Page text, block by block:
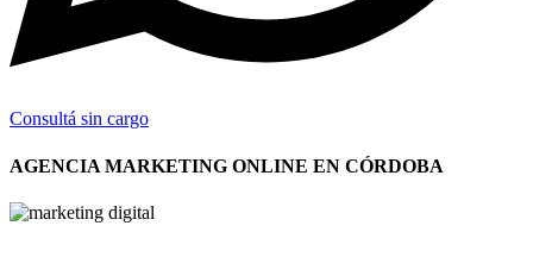
Consultá sin cargo
AGENCIA MARKETING ONLINE EN CÓRDOBA